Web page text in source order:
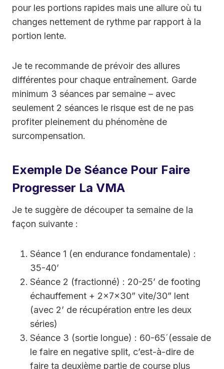
pour les portions rapides mais une allure où tu
changes nettement de rythme par rapport à la
portion lente.
Je te recommande de prévoir des allures
différentes pour chaque entraînement. Garde
minimum 3 séances par semaine – avec
seulement 2 séances le risque est de ne pas
profiter pleinement du phénomène de
surcompensation.
Exemple De Séance Pour Faire
Progresser La VMA
Je te suggère de découper ta semaine de la
façon suivante :
Séance 1 (en endurance fondamentale) :
35-40’
Séance 2 (fractionné) : 20-25’ de footing
échauffement + 2x7x30” vite/30” lent
(avec 2’ de récupération entre les deux
séries)
Séance 3 (sortie longue) : 60-65´(essaie de
le faire en negative split, c’est-à-dire de
faire ta deuxième partie de course plus